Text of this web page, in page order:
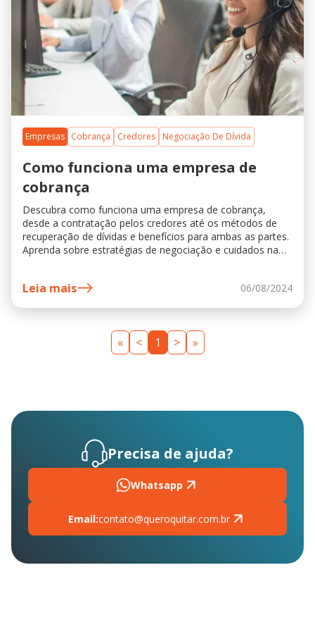
Empresas Cobrança Credores Negociação De Dívida
Como funciona uma empresa de
cobrança
Descubra como funciona uma empresa de cobrança,
desde a contratação pelos credores até os métodos de
recuperação de dívidas e benefícios para ambas as partes.
Aprenda sobre estratégias de negociação e cuidados na
Leia mais 06/08/2024
« < 1 > »
Precisa de ajuda?
Whatsapp
Email:contato@queroquitar.com.br